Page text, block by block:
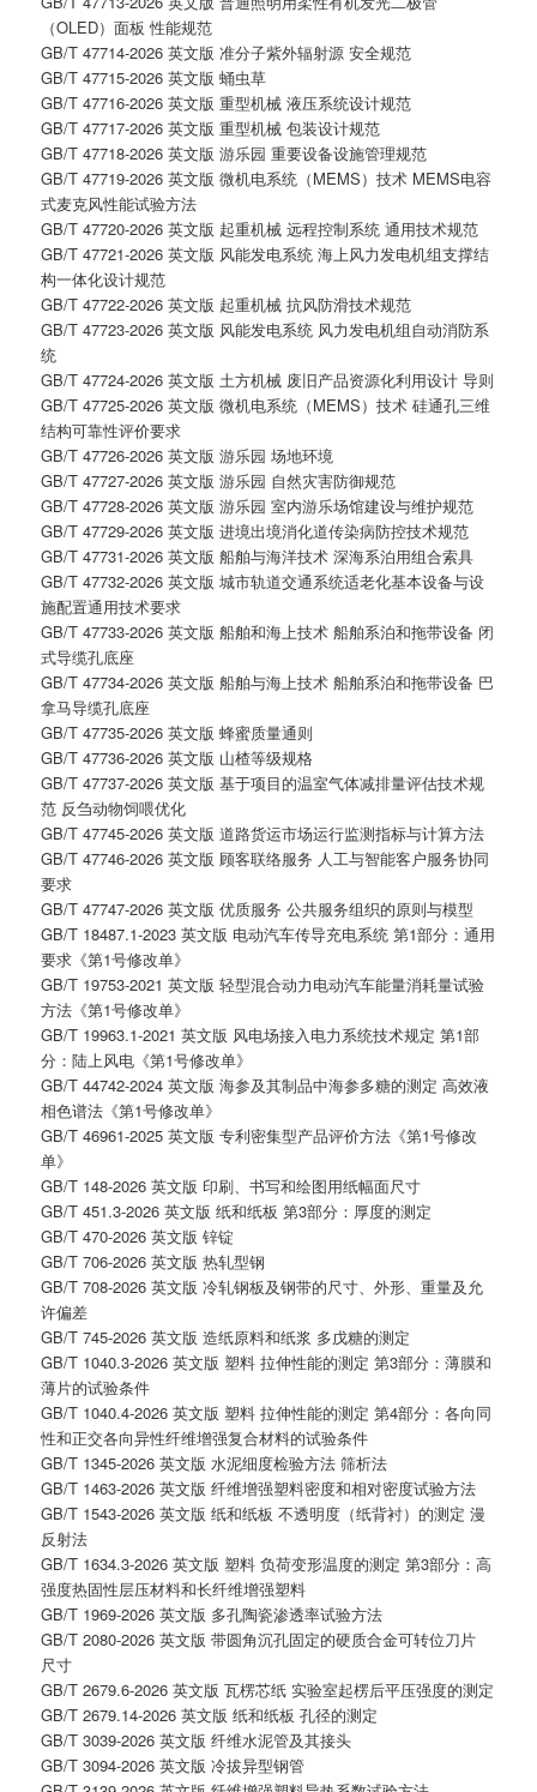
（OLED）面板 性能规范
GB/T 47714-2026 英文版 准分子紫外辐射源 安全规范
GB/T 47715-2026 英文版 蛹虫草
GB/T 47716-2026 英文版 重型机械 液压系统设计规范
GB/T 47717-2026 英文版 重型机械 包装设计规范
GB/T 47718-2026 英文版 游乐园 重要设备设施管理规范
GB/T 47719-2026 英文版 微机电系统（MEMS）技术 MEMS电容
式麦克风性能试验方法
GB/T 47720-2026 英文版 起重机械 远程控制系统 通用技术规范
GB/T 47721-2026 英文版 风能发电系统 海上风力发电机组支撑结
构一体化设计规范
GB/T 47722-2026 英文版 起重机械 抗风防滑技术规范
GB/T 47723-2026 英文版 风能发电系统 风力发电机组自动消防系
统
GB/T 47724-2026 英文版 土方机械 废旧产品资源化利用设计 导则
GB/T 47725-2026 英文版 微机电系统（MEMS）技术 硅通孔三维
结构可靠性评价要求
GB/T 47726-2026 英文版 游乐园 场地环境
GB/T 47727-2026 英文版 游乐园 自然灾害防御规范
GB/T 47728-2026 英文版 游乐园 室内游乐场馆建设与维护规范
GB/T 47729-2026 英文版 进境出境消化道传染病防控技术规范
GB/T 47731-2026 英文版 船舶与海洋技术 深海系泊用组合索具
GB/T 47732-2026 英文版 城市轨道交通系统适老化基本设备与设
施配置通用技术要求
GB/T 47733-2026 英文版 船舶和海上技术 船舶系泊和拖带设备 闭
式导缆孔底座
GB/T 47734-2026 英文版 船舶与海上技术 船舶系泊和拖带设备 巴
拿马导缆孔底座
GB/T 47735-2026 英文版 蜂蜜质量通则
GB/T 47736-2026 英文版 山楂等级规格
GB/T 47737-2026 英文版 基于项目的温室气体减排量评估技术规
范 反刍动物饲喂优化
GB/T 47745-2026 英文版 道路货运市场运行监测指标与计算方法
GB/T 47746-2026 英文版 顾客联络服务 人工与智能客户服务协同
要求
GB/T 47747-2026 英文版 优质服务 公共服务组织的原则与模型
GB/T 18487.1-2023 英文版 电动汽车传导充电系统 第1部分：通用
要求《第1号修改单》
GB/T 19753-2021 英文版 轻型混合动力电动汽车能量消耗量试验
方法《第1号修改单》
GB/T 19963.1-2021 英文版 风电场接入电力系统技术规定 第1部
分：陆上风电《第1号修改单》
GB/T 44742-2024 英文版 海参及其制品中海参多糖的测定 高效液
相色谱法《第1号修改单》
GB/T 46961-2025 英文版 专利密集型产品评价方法《第1号修改
单》
GB/T 148-2026 英文版 印刷、书写和绘图用纸幅面尺寸
GB/T 451.3-2026 英文版 纸和纸板 第3部分：厚度的测定
GB/T 470-2026 英文版 锌锭
GB/T 706-2026 英文版 热轧型钢
GB/T 708-2026 英文版 冷轧钢板及钢带的尺寸、外形、重量及允
许偏差
GB/T 745-2026 英文版 造纸原料和纸浆 多戊糖的测定
GB/T 1040.3-2026 英文版 塑料 拉伸性能的测定 第3部分：薄膜和
薄片的试验条件
GB/T 1040.4-2026 英文版 塑料 拉伸性能的测定 第4部分：各向同
性和正交各向异性纤维增强复合材料的试验条件
GB/T 1345-2026 英文版 水泥细度检验方法 筛析法
GB/T 1463-2026 英文版 纤维增强塑料密度和相对密度试验方法
GB/T 1543-2026 英文版 纸和纸板 不透明度（纸背衬）的测定 漫
反射法
GB/T 1634.3-2026 英文版 塑料 负荷变形温度的测定 第3部分：高
强度热固性层压材料和长纤维增强塑料
GB/T 1969-2026 英文版 多孔陶瓷渗透率试验方法
GB/T 2080-2026 英文版 带圆角沉孔固定的硬质合金可转位刀片
尺寸
GB/T 2679.6-2026 英文版 瓦楞芯纸 实验室起楞后平压强度的测定
GB/T 2679.14-2026 英文版 纸和纸板 孔径的测定
GB/T 3039-2026 英文版 纤维水泥管及其接头
GB/T 3094-2026 英文版 冷拔异型钢管